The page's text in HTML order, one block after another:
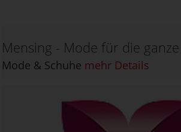
Mensing - Mode für die
Mode & Schuhe mehr Details